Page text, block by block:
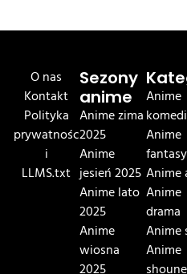
O nas
Kontakt
Polityka
prywatnośc
i
LLMS.txt
Sezony
anime
Anime zima
2025
Anime
jesień 2025
Anime lato
2025
Anime
wiosna
Anime
Anime
fantasy
Anime
Anime
drama
Anime
Anime